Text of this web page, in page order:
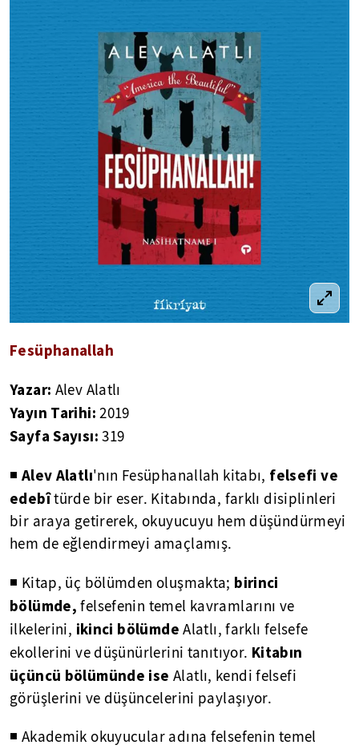
Fesüphanallah
Yazar: Alev Alatlı
Yayın Tarihi: 2019
Sayfa Sayısı: 319
◾ Alev Alatlı'nın Fesüphanallah kitabı, felsefi ve
edebîtürde bir eser. Kitabında, farklı disiplinleri
bir araya getirerek, okuyucuyu hem düşündürmeyi
hem de eğlendirmeyi amaçlamış.
◾ Kitap, üç bölümden oluşmakta; birinci
bölümde, felsefenin temel kavramlarını ve
ilkelerini, ikinci bölümde Alatlı, farklı felsefe
ekollerini ve düşünürlerini tanıtıyor. Kitabın
üçüncü bölümünde ise Alatlı, kendi felsefi
görüşlerini ve düşüncelerini paylaşıyor.
◾ Akademik okuyucular adına felsefenin temel